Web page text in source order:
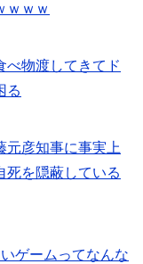
ｗｗｗ
べ物渡してきてド
る
元彦知事に事実上
死を隠蔽している
ゲームってなんな